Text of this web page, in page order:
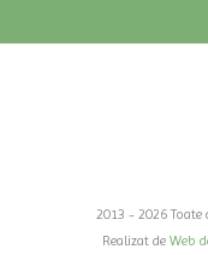
2013 - 2026
Realizat de Web